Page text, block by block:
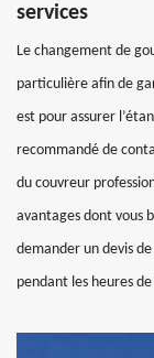
services
Le changement de
particulière afin de
est pour assurer
recommandé de
du couvreur
avantages dont vous
demander un devis
pendant les heures